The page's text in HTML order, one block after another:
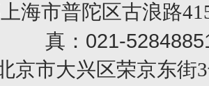
海市普陀区古浪路
真： 021-
大兴区荣京东街3